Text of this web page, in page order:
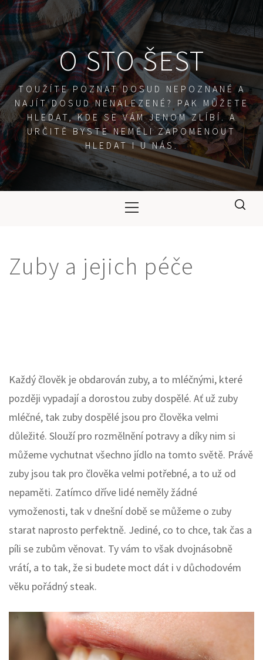
Skip
to
content
O STO ŠEST
TOUŽÍTE POZNAT DOSUD NEPOZNANÉ A
NAJÍT DOSUD NENALEZENÉ? PAK MŮŽETE
HLEDAT, KDE SE VÁM JENOM ZLÍBÍ. A
URČITĚ BYSTE NEMĚLI ZAPOMENOUT
HLEDAT I U NÁS.
Menu
Zuby a jejich péče
Každý člověk je obdarován zuby, a to mléčnými, které
později vypadají a dorostou zuby dospělé. Ať už zuby
mléčné, tak zuby dospělé jsou pro člověka velmi
důležité. Slouží pro rozmělnění potravy a díky nim si
můžeme vychutnat všechno jídlo na tomto světě. Právě
zuby jsou tak pro člověka velmi potřebné, a to už od
nepaměti. Zatímco dříve lidé neměly žádné
vymoženosti, tak v dnešní době se můžeme o zuby
starat naprosto perfektně. Jediné, co to chce, tak čas a
píli se zubům věnovat. Ty vám to však dvojnásobně
vrátí, a to tak, že si budete moct dát i v důchodovém
věku pořádný steak.